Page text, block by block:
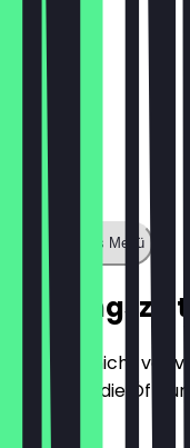
Zeige ganzes Menü
Damit du nicht vor
halten wir die